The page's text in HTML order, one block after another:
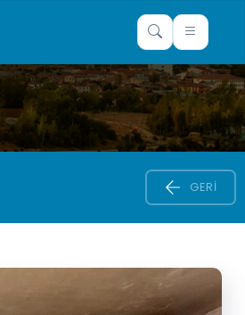
GERI